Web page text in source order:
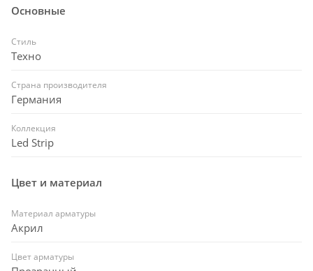
Основные
Стиль
Техно
Страна производителя
Германия
Коллекция
Led Strip
Цвет и материал
Материал арматуры
Акрил
Цвет арматуры